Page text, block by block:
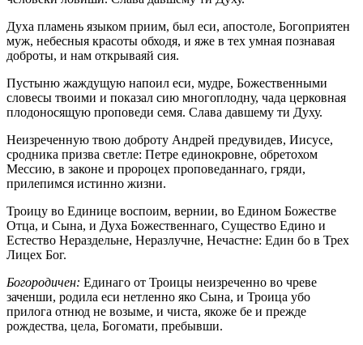
Духа пламень языком приим, был еси, апостоле, Богоприятен
муж, небесныя красоты обходя, и яже в тех умная познавая
доброты, и нам открываяй сия.
Пустыню жаждущую напоил еси, мудре, Божественными
словесы твоими и показал сию многоплодну, чада церковная
плодоносящую проповеди семя. Слава давшему ти Духу.
Неизреченную твою доброту Андрей предувидев, Иисусе,
сродника призва светле: Петре единокровне, обретохом
Мессию, в законе и пророцех проповеданнаго, гряди,
прилепимся истинно жизни.
Троицу во Единице воспоим, вернии, во Едином Божестве
Отца, и Сына, и Духа Божественнаго, Существо Едино и
Естество Нераздельне, Неразлучне, Нечастне: Един бо в Трех
Лицех Бог.
Богородичен: Единаго от Троицы неизреченно во чреве
заченши, родила еси нетленно яко Сына, и Троица убо
прилога отнюд не возыме, и чиста, якоже бе и прежде
рождества, цела, Богомати, пребывши.